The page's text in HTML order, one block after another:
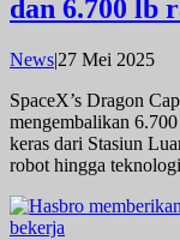
dan 6.700 lb
News|27 Mei 2025oleh
SpaceX’s Dragon
mengembalikan
keras dari Stasiun
robot hingga